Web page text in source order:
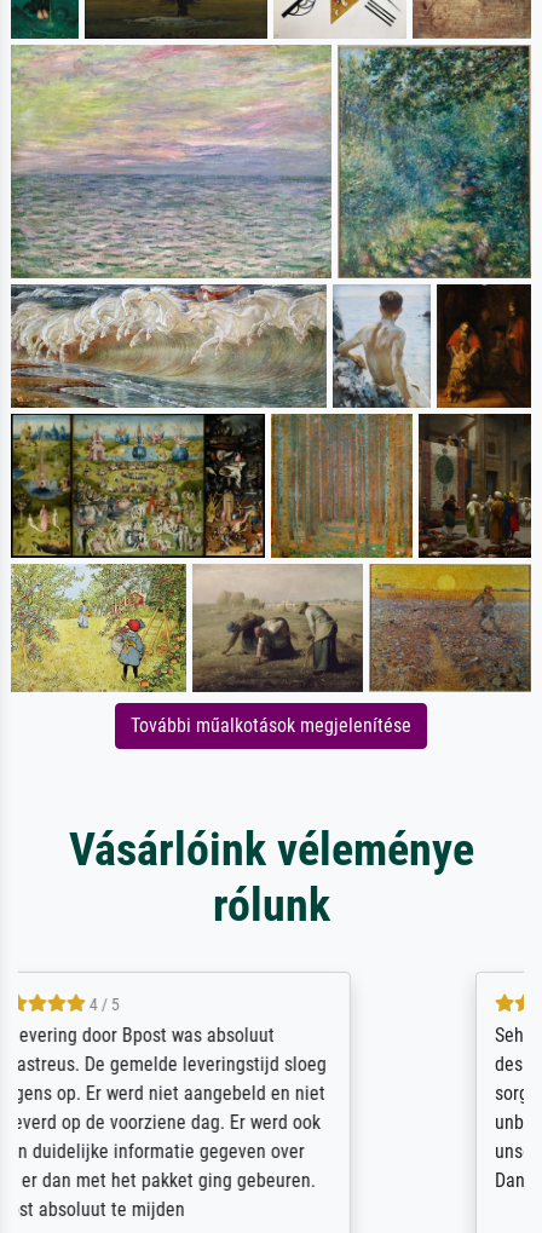
További műalkotások megjelenítése
Vásárlóink véleménye
rólunk
Sehr gute Qualität des Leinwanddrucks und
des Rahmens! Unser Bild wurde sehr
sorgfältig und sicher verpackt, so dass es
unbeschadet bei uns ankam. Es wird nicht
unser letzter Meisterdruck sein. Vielen
Dank!